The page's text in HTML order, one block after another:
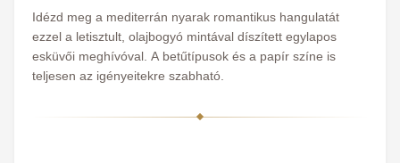
Idézd meg a mediterrán nyarak romantikus hangulatát
ezzel a letisztult, olajbogyó mintával díszített egylapos
esküvői meghívóval. A betűtípusok és a papír színe is
teljesen az igényeitekre szabható.